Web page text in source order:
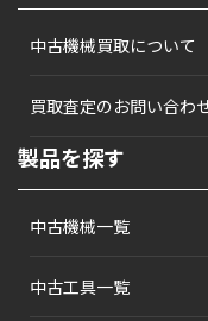
中古機械買取について
買取査定のお問い合わ
製品を探す
中古機械一覧
中古工具一覧